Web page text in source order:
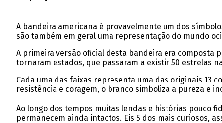
A bandeira americana é provavelmente um dos
são também em geral uma representação do mundo
A primeira versão oficial desta bandeira era composta
tornaram estados, que passaram a existir 50 estrelas
Cada uma das faixas representa uma das originais 13
resistência e coragem, o branco simboliza a pureza e
Ao longo dos tempos muitas lendas e histórias pouco
permanecem ainda intactos. Eis 5 dos mais curiosos,